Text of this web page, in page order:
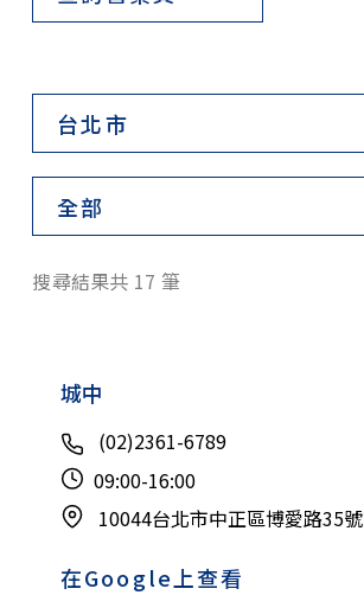
台北市
全部
搜尋結果共 17 筆
城中
(02)2361-6789
09:00-16:00
10044台北市中正區博愛路35
在Google上查看